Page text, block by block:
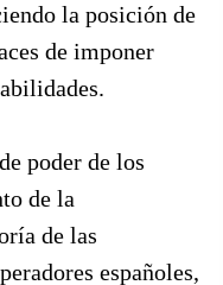
la posición de
de imponer
poder de los
de la
de las
españoles,